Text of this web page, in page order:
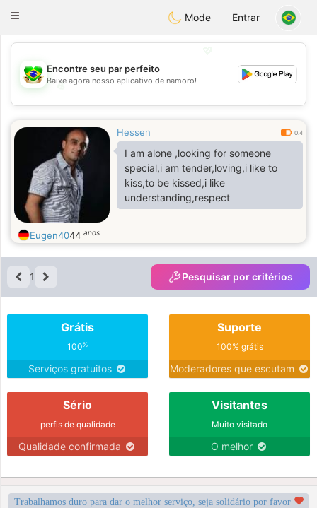
Conversar
Toggle
Mode Entrar
💖
💕
Encontre seu par perfeito
Baixe agora nosso aplicativo de namoro!
Hessen 0.4
I am alone ,looking for someone
special,i am tender,loving,i like to
kiss,to be kissed,i like
understanding,respect
Eugen4044 anos
1 Pesquisar por critérios
Grátis
100%
Serviços gratuitos
Suporte
100% grátis
Moderadores que escutam
Sério
perfis de qualidade
Qualidade confirmada
Visitantes
Muito visitado
O melhor
Trabalhamos duro para dar o melhor serviço, seja solidário por favor